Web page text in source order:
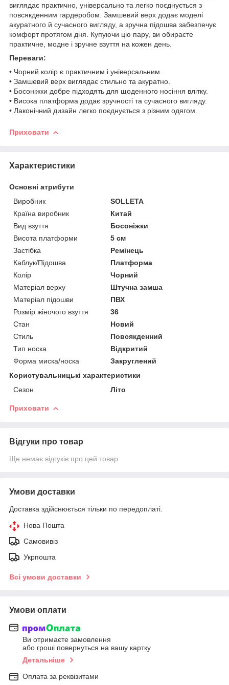
виглядає практично, універсально та легко поєднується з
повсякденним гардеробом. Замшевий верх додає моделі
акуратного й сучасного вигляду, а зручна підошва забезпечує
комфорт протягом дня. Купуючи цю пару, ви обираєте
практичне, модне і зручне взуття на кожен день.
Переваги:
• Чорний колір є практичним і універсальним.
• Замшевий верх виглядає стильно та акуратно.
• Босоніжки добре підходять для щоденного носіння влітку.
• Висока платформа додає зручності та сучасного вигляду.
• Лаконічний дизайн легко поєднується з різним одягом.
Приховати
Характеристики
Основні атрибути
Виробник
SOLLETA
Країна виробник
Китай
Вид взуття
Босоніжки
Висота платформи
5 см
Застібка
Ремінець
Каблук/Підошва
Платформа
Колір
Чорний
Матеріал верху
Штучна замша
Матеріал підошви
ПВХ
Розмір жіночого взуття
36
Стан
Новий
Стиль
Повсякденний
Тип носка
Відкритий
Форма миска/носка
Закруглений
Користувальницькі характеристики
Сезон
Літо
Приховати
Відгуки про товар
Ще немає відгуків про цей товар
Умови доставки
Доставка здійснюється тільки по передоплаті.
Нова Пошта
Самовивіз
Укрпошта
Всі умови доставки
Умови оплати
Ви отримаєте замовлення
або гроші повернуться на вашу картку
Детальніше
Оплата за реквізитами